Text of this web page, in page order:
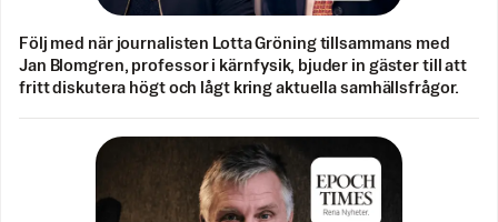
Följ med när journalisten Lotta Gröning tillsammans med
Jan Blomgren, professor i kärnfysik, bjuder in gäster till att
fritt diskutera högt och lågt kring aktuella samhällsfrågor.